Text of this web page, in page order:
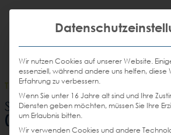
Promotions
TASK FORCE /28.08.2013
Schaufel um Schaufel,
(2013)
Wir nutzen Cookies auf unserer Website.
essenziell, während andere uns helfen, diese
Erfahrung zu verbessern.
Wenn Sie unter 16 Jahre alt sind und Ihre
Diensten geben möchten, müssen Sie Ihre
um Erlaubnis bitten.
Wir verwenden Cookies und andere